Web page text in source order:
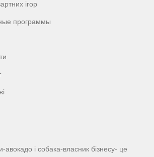
ігор
программы
авокадо і собака-власник бізнесу- це